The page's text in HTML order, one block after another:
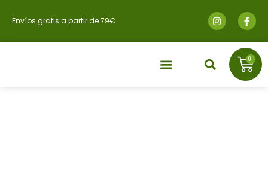
Envíos gratis a partir de 79€
0